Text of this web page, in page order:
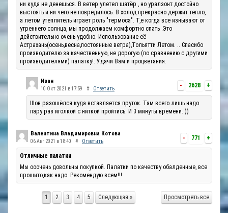
ни куда не денешься. В ветер улетел шатёр , но уралзонт достойно
выстоять и ни чего не повредилось. В холод прекрасно держит тепло,
а летом утеплитель играет роль "термоса". Т,е когда все изнывают от
утреннего солнца, мы продолжаем комфортно спать .Это
действительно очень удобно. Использование её
Астрахань(осень,весна,постоянные ветра),Тольятти Летом. .. Спасибо
производителю за качественную, не дорогую (по сравнению с другими
производителями) палатку!. Удачи Вам и процветания.
- 2628 +
Иван
10 Окт 2021 в 17:59 # Ответить
Шов разошёлся куда вставляется пруток. Там всего лишь надо
пару раз иголкой с ниткой пройтись. И 3 минуты времени. ))
- 771 +
Валентина Владимировна Котова
06 Авг 2021 в 18:40 # Ответить
Отличные палатки
Мы ооочень довольны покупкой. Палатки по качеству обалденные, все
прошито,как надо. Рекомендую всем!!!
Просмотреть все
1 2 3 4 5 Следующая »